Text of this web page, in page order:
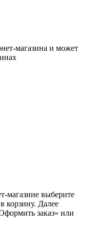
магазина и может
магазине выберите
корзину. Далее
заказ» или